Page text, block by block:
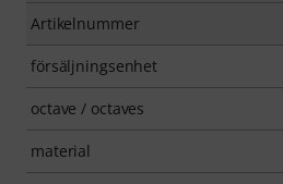
Artikelnummer
försäljningsenhet
octave / octaves
material